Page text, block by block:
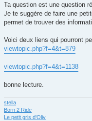
a
g
Ta question est une question
Je te suggère de faire une
permet de trouver des
Voici deux liens qui pourront
viewtopic.php?f=4&t=879
viewtopic.php?f=4&t=1138
bonne lecture.
stella
Born 2 Ride
Le petit gris d'Oliv